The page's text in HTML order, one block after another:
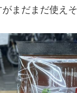
まだまだ使え